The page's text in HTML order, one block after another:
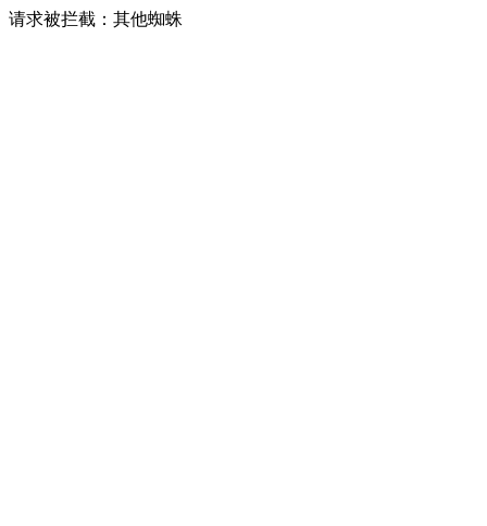
请求被拦截：其他蜘蛛